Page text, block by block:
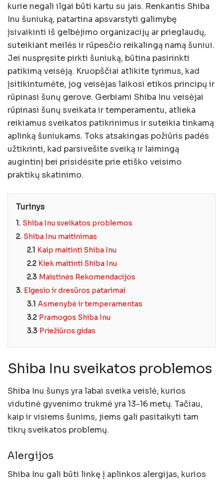
kurie negali ilgai būti kartu su jais. Renkantis Shiba
Inu šuniuką, patartina apsvarstyti galimybę
įsivaikinti iš gelbėjimo organizacijų ar prieglaudų,
suteikiant meilės ir rūpesčio reikalingą namą šuniui.
Jei nuspręsite pirkti šuniuką, būtina pasirinkti
patikimą veisėją. Kruopščiai atlikite tyrimus, kad
įsitikintumėte, jog veisėjas laikosi etikos principų ir
rūpinasi šunų gerove. Gerbiami Shiba Inu veisėjai
rūpinasi šunų sveikata ir temperamentu, atlieka
reikiamus sveikatos patikrinimus ir suteikia tinkamą
aplinką šuniukams. Toks atsakingas požiūris padės
užtikrinti, kad parsivešite sveiką ir laimingą
augintinį bei prisidėsite prie etiško veisimo
praktikų skatinimo.
Turinys
1. Shiba Inu sveikatos problemos
2. Shiba Inu maitinimas
2.1 Kaip maitinti Shiba Inu
2.2 Kiek maitinti Shiba Inu
2.3 Maistinės Rekomendacijos
3. Elgesio ir dresūros patarimai
3.1 Asmenybė ir temperamentas
3.2 Pramogos Shiba Inu
3.3 Priežiūros gidas
Shiba Inu sveikatos problemos
Shiba Inu šunys yra labai sveika veislė, kurios
vidutinė gyvenimo trukmė yra 13-16 metų. Tačiau,
kaip ir visiems šunims, jiems gali pasitaikyti tam
tikrų sveikatos problemų.
Alergijos
Shiba Inu gali būti linkę į aplinkos alergijas, kurios